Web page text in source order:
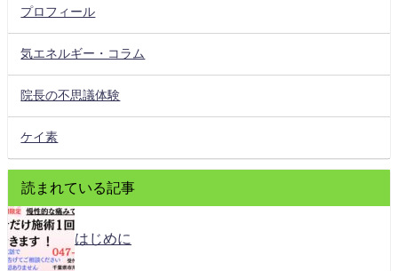
プロフィール
気エネルギー・コラム
院長の不思議体験
ケイ素
読まれている記事
はじめに